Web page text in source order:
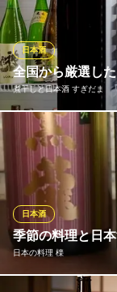
盃、八仙をはじめ
季節限定酒も随時
お客様もしばしば
能ください。
丸の内 魚食家
青森直送の魚と
都営三田線大手
東京都千代田区丸の
全国から厳選し
煮干しと日本酒 すぎだま
日本酒
煮干しの豊かな風
各地の蔵元から厳
て」など、その時
す。お好みの料理
す。極上の酒と肴
ださい。
煮干しと日本酒
旨味濃厚な煮干
季節の料理と日
日本の料理 檪
日本酒